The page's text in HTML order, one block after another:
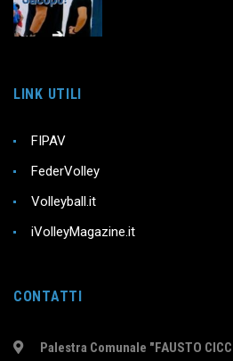
LINK UTILI
FIPAV
FederVolley
Volleyball.it
iVolleyMagazine.it
CONTATTI
Palestra Comunale "FAUSTO